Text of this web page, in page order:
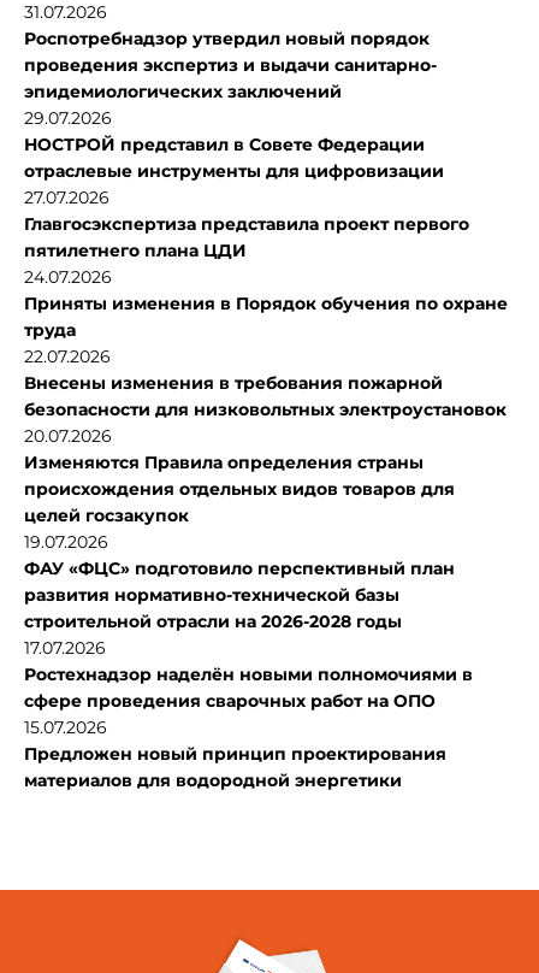
31.07.2026
Роспотребнадзор утвердил новый порядок
проведения экспертиз и выдачи санитарно-
эпидемиологических заключений
29.07.2026
НОСТРОЙ представил в Совете Федерации
отраслевые инструменты для цифровизации
27.07.2026
Главгосэкспертиза представила проект первого
пятилетнего плана ЦДИ
24.07.2026
Приняты изменения в Порядок обучения по охране
труда
22.07.2026
Внесены изменения в требования пожарной
безопасности для низковольтных электроустановок
20.07.2026
Изменяются Правила определения страны
происхождения отдельных видов товаров для
целей госзакупок
19.07.2026
ФАУ «ФЦС» подготовило перспективный план
развития нормативно-технической базы
строительной отрасли на 2026-2028 годы
17.07.2026
Ростехнадзор наделён новыми полномочиями в
сфере проведения сварочных работ на ОПО
15.07.2026
Предложен новый принцип проектирования
материалов для водородной энергетики